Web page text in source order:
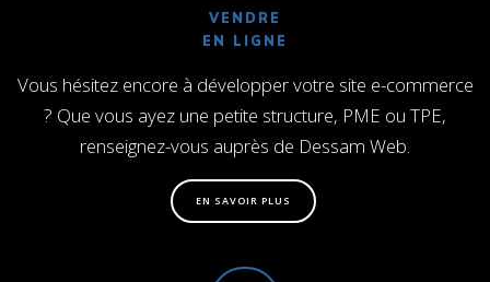
VENDRE
EN LIGNE
Vous hésitez encore à développer votre site e-commerce
? Que vous ayez une petite structure, PME ou TPE,
renseignez-vous auprès de Dessam Web.
EN SAVOIR PLUS